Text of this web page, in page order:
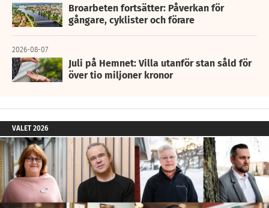
Broarbeten fortsätter: Påverkan för
gångare, cyklister och förare
2026-08-07
Juli på Hemnet: Villa utanför stan såld för
över tio miljoner kronor
VALET 2026